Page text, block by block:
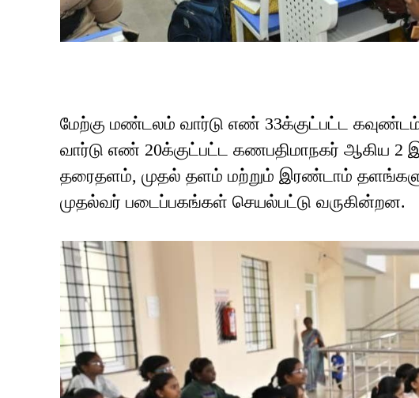
மேற்கு மண்டலம் வார்டு எண் 33க்குட்பட்ட
வார்டு எண் 20க்குட்பட்ட கணபதிமாநகர் ஆகிய 2
தரைதளம், முதல் தளம் மற்றும் இரண்டாம்
முதல்வர் படைப்பகங்கள் செயல்பட்டு வருகின்றன.